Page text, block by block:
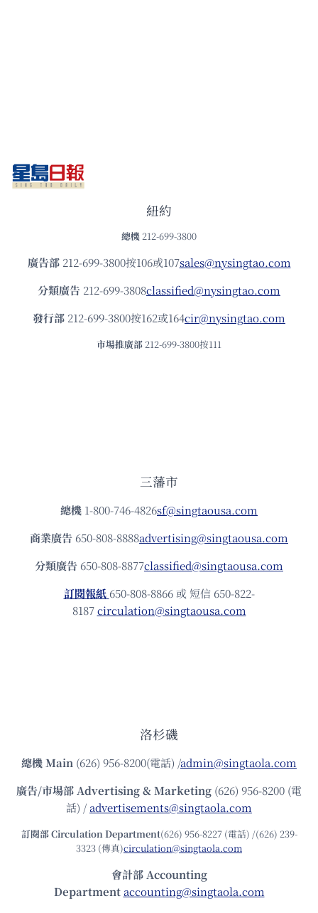
紐約
總機 212-699-3800
廣告部212-699-3800按106或107sales@nysingtao.com
分類廣告 212-699-3808classified@nysingtao.com
發⾏部 212-699-3800按162或164cir@nysingtao.com
市場推廣部 212-699-3800按111
三藩市
總機 1-800-746-4826sf@singtaousa.com
商業廣告 650-808-8888advertising@singtaousa.com
分類廣告 650-808-8877classified@singtaousa.com
訂閱報紙 650-808-8866 或 短信 650-822-
8187circulation@singtaousa.com
洛杉磯
總機Main (626) 956-8200(電話) /admin@singtaola.com
廣告/市場部Advertising & Marketing (626) 956-8200 (電
話) /advertisements@singtaola.com
訂閱部 Circulation Department(626) 956-8227 (電話) /(626) 239-
3323 (傳真)circulation@singtaola.com
會計部 Accounting
Department accounting@singtaola.com